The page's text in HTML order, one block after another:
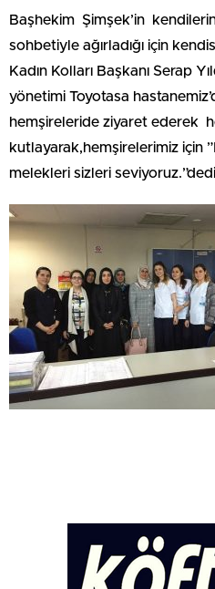
Başhekim Şimşek’in
sohbetiyle ağırladığı için
Kadın Kolları Başkanı Serap
yönetimi Toyotasa
hemşireleride ziyaret ederek
kutlayarak,hemşirelerimiz için
melekleri sizleri